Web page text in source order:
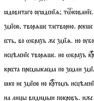
ꙗдовитаго ѹꙗденїѧ;тѡкованїе
змїею, творѧше тлетворно.
есть, во ѡбразъ же змїѧ. но
исцѣленїе творѧше. но ѡбразъ
креста пресмыкаема по земли
ꙗко не змїею но кртомъ
на лицы видимыи покровъ. иже